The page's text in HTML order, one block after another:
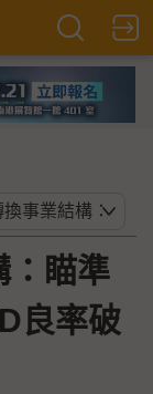
：瞄準
良率破